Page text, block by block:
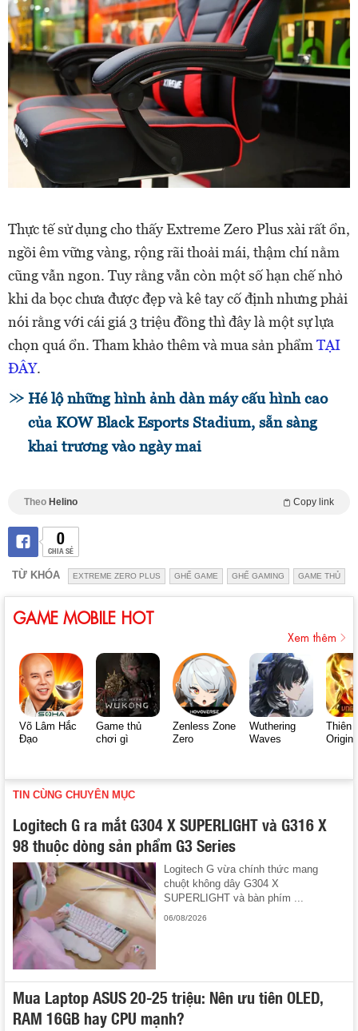
Thực tế sử dụng cho thấy Extreme Zero Plus xài rất ổn,
ngồi êm vững vàng, rộng rãi thoải mái, thậm chí nằm
cũng vẫn ngon. Tuy rằng vẫn còn một số hạn chế nhỏ
khi da bọc chưa được đẹp và kê tay cố định nhưng phải
nói rằng với cái giá 3 triệu đồng thì đây là một sự lựa
chọn quá ổn. Tham khảo thêm và mua sản phẩm TẠI
ĐÂY.
Hé lộ những hình ảnh dàn máy cấu hình cao
của KOW Black Esports Stadium, sẵn sàng
khai trương vào ngày mai
Theo Helino Copy link
0
CHIA SẺ
TỪ KHÓA EXTREME ZERO PLUS GHẾ GAME GHẾ GAMING GAME THỦ
GAME MOBILE HOT
Xem thêm
Võ Lâm Hắc
Đạo
Game thủ
chơi gì
Zenless Zone
Zero
Wuthering
Waves
Thiên
Origin
TIN CÙNG CHUYÊN MỤC
Logitech G ra mắt G304 X SUPERLIGHT và G316 X
98 thuộc dòng sản phẩm G3 Series
Logitech G vừa chính thức mang
chuột không dây G304 X
SUPERLIGHT và bàn phím ...
06/08/2026
Mua Laptop ASUS 20-25 triệu: Nên ưu tiên OLED,
RAM 16GB hay CPU mạnh?